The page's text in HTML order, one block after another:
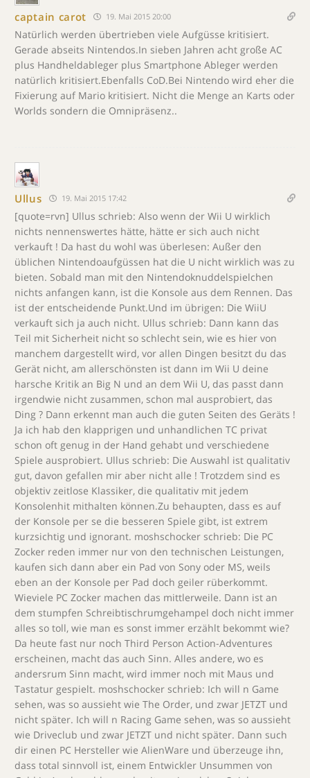
captain carot 19. Mai 2015 20:00
Natürlich werden übertrieben viele Aufgüsse kritisiert.
Gerade abseits Nintendos.In sieben Jahren acht große AC
plus Handheldableger plus Smartphone Ableger werden
natürlich kritisiert.Ebenfalls CoD.Bei Nintendo wird eher die
Fixierung auf Mario kritisiert. Nicht die Menge an Karts oder
Worlds sondern die Omnipräsenz..
Ullus 19. Mai 2015 17:42
[quote=rvn] Ullus schrieb: Also wenn der Wii U wirklich
nichts nennenswertes hätte, hätte er sich auch nicht
verkauft ! Da hast du wohl was überlesen: Außer den
üblichen Nintendoaufgüssen hat die U nicht wirklich was zu
bieten. Sobald man mit den Nintendoknuddelspielchen
nichts anfangen kann, ist die Konsole aus dem Rennen. Das
ist der entscheidende Punkt.Und im übrigen: Die WiiU
verkauft sich ja auch nicht. Ullus schrieb: Dann kann das
Teil mit Sicherheit nicht so schlecht sein, wie es hier von
manchem dargestellt wird, vor allen Dingen besitzt du das
Gerät nicht, am allerschönsten ist dann im Wii U deine
harsche Kritik an Big N und an dem Wii U, das passt dann
irgendwie nicht zusammen, schon mal ausprobiert, das
Ding ? Dann erkennt man auch die guten Seiten des Geräts !
Ja ich hab den klapprigen und unhandlichen TC privat
schon oft genug in der Hand gehabt und verschiedene
Spiele ausprobiert. Ullus schrieb: Die Auswahl ist qualitativ
gut, davon gefallen mir aber nicht alle ! Trotzdem sind es
objektiv zeitlose Klassiker, die qualitativ mit jedem
Konsolenhit mithalten können.Zu behaupten, dass es auf
der Konsole per se die besseren Spiele gibt, ist extrem
kurzsichtig und ignorant. moshschocker schrieb: Die PC
Zocker reden immer nur von den technischen Leistungen,
kaufen sich dann aber ein Pad von Sony oder MS, weils
eben an der Konsole per Pad doch geiler rüberkommt.
Wieviele PC Zocker machen das mittlerweile. Dann ist an
dem stumpfen Schreibtischrumgehampel doch nicht immer
alles so toll, wie man es sonst immer erzählt bekommt wie?
Da heute fast nur noch Third Person Action-Adventures
erscheinen, macht das auch Sinn. Alles andere, wo es
andersrum Sinn macht, wird immer noch mit Maus und
Tastatur gespielt. moshschocker schrieb: Ich will n Game
sehen, was so aussieht wie The Order, und zwar JETZT und
nicht später. Ich will n Racing Game sehen, was so aussieht
wie Driveclub und zwar JETZT und nicht später. Dann such
dir einen PC Hersteller wie AlienWare und überzeuge ihn,
dass total sinnvoll ist, einem Entwickler Unsummen von